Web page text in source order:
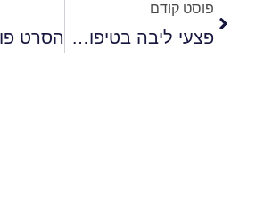
פוסט קודם
פצעי ליבה בטיפול זוגי – למה דווקא באהבה הכי גדולה יש הכי הרבה הרס